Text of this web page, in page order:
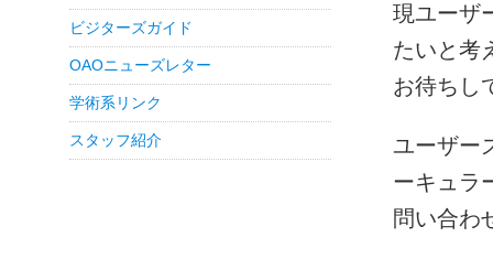
現ユーザ
たいと考
お待ちし
ユーザー
ーキュラ
問い合わ
ビジターズガイド
OAOニューズレター
学術系リンク
スタッフ紹介